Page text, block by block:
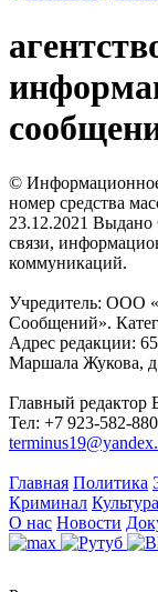
©
номер средства
23.12.2021 Выдано
связи,
коммуникаций.
Учредитель: ООО
Сообщений».
Адрес редакции:
Маршала Жукова,
Главный редактор
Тел: +7 923-582-
Главная Политика
Криминал
О нас Новости